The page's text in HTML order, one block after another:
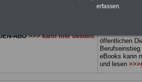
ABO>>> kann hier bestellt
Beamte
Thüringen
Rund ums
öffentlichen
eBooks kann
und lesen
erfassen.